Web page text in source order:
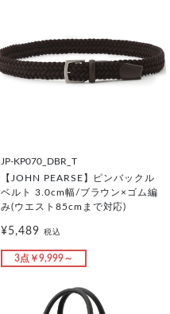
JP-KP070_DBR_T
【JOHN PEARSE】ピンバックル
ベルト 3.0cm幅/ブラウン×ゴム編
み(ウエスト85cmまで対応)
¥5,489 税込
3点￥9,999～